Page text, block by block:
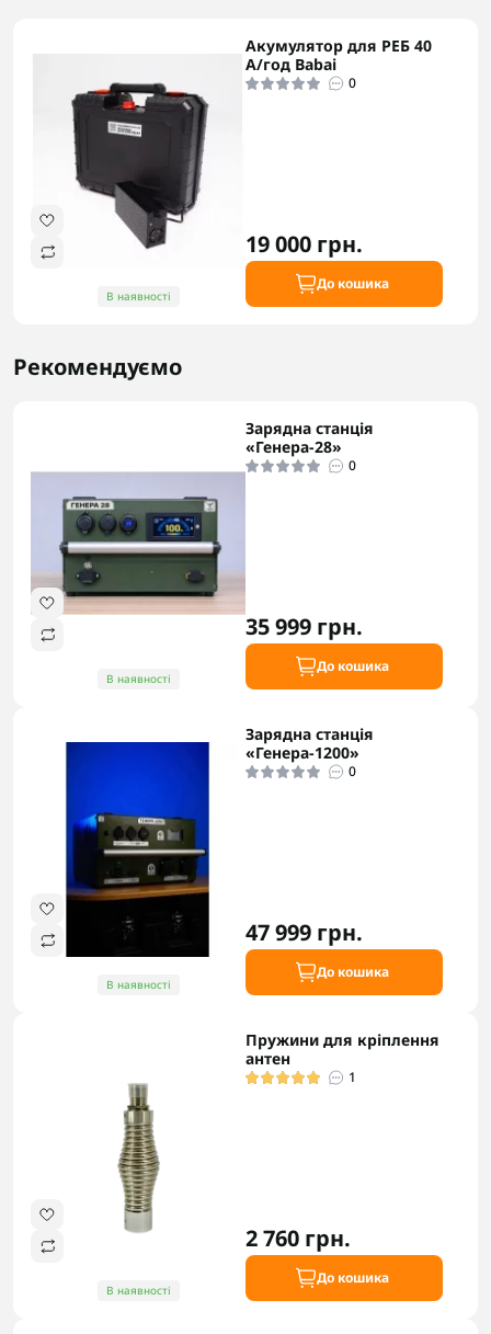
В наявності
Акумулятор для РЕБ 40
А/год Babai
0
19 000 грн.
До кошика
Рекомендуємо
В наявності
Зарядна станція
«Генера-28»
0
35 999 грн.
До кошика
В наявності
Зарядна станція
«Генера-1200»
0
47 999 грн.
До кошика
В наявності
Пружини для кріплення
антен
1
2 760 грн.
До кошика